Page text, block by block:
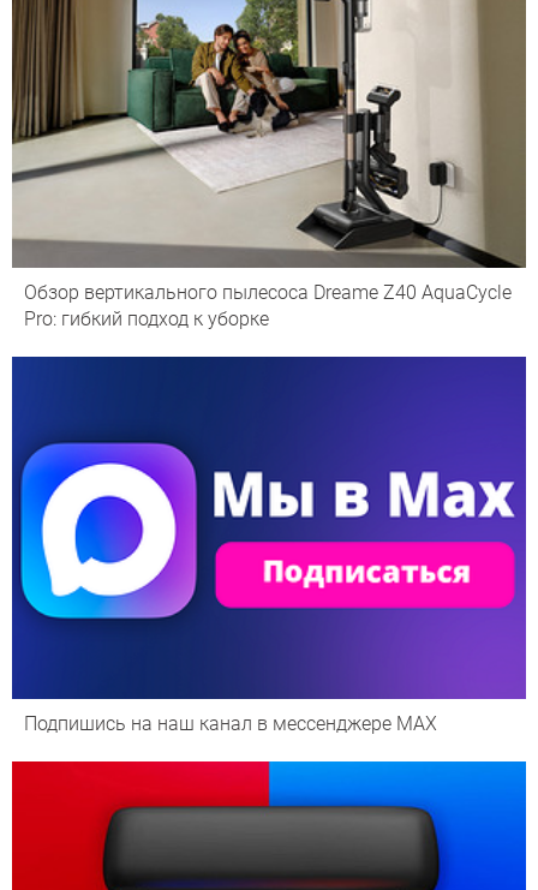
Обзор вертикального пылесоса Dreame Z40 AquaCycle
Pro: гибкий подход к уборке
Подпишись на наш канал в мессенджере МАХ